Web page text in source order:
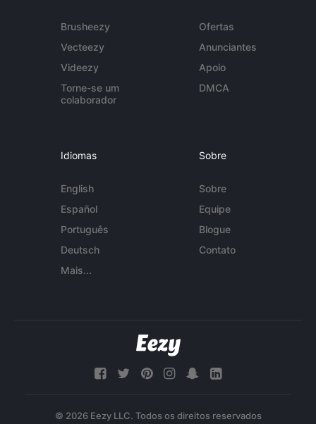
Brusheezy
Vecteezy
Videezy
Torne-se um
colaborador
Ofertas
Anunciantes
Apoio
DMCA
Idiomas
English
Español
Português
Deutsch
Mais...
Sobre
Sobre
Equipe
Blogue
Contato
© 2026 Eezy LLC. Todos os direitos reservados